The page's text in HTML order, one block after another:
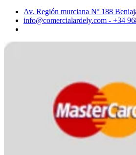
Av. Región murciana Nº 188
info@comercialardely.com - +34